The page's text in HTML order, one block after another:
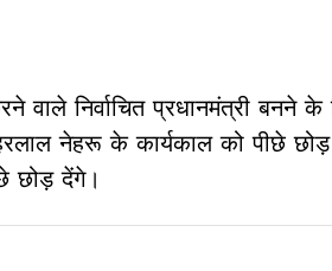
निर्वाचित प्रधानमंत्री बनने के
नेहरू के कार्यकाल को पीछे छोड़
छोड़ देंगे।